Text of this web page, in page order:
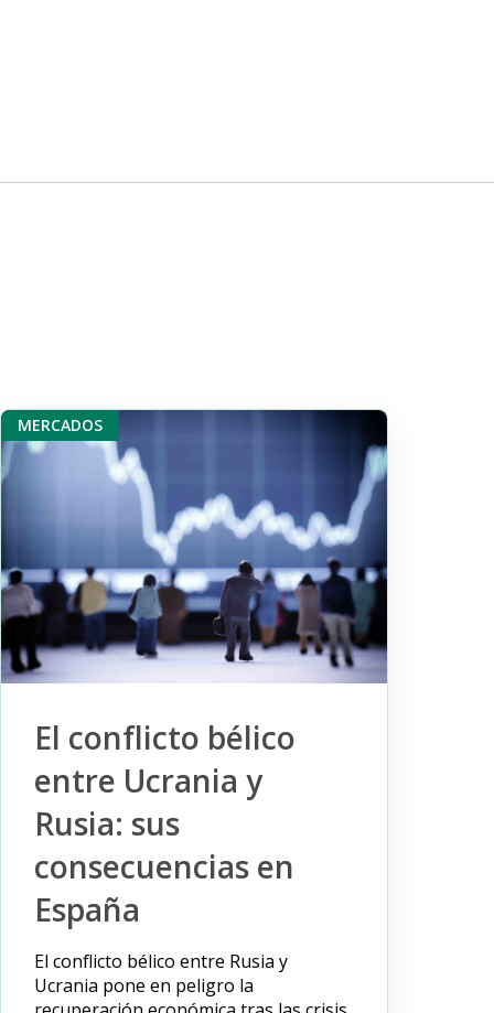
MERCADOS
El conflicto bélico
entre Ucrania y
Rusia: sus
consecuencias en
España
El conflicto bélico entre Rusia y
Ucrania pone en peligro la